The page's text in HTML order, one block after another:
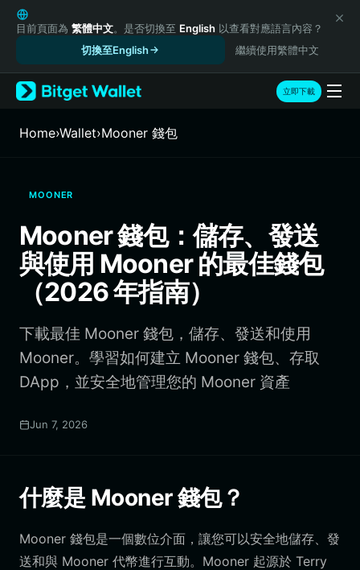
English
日本語
Русский
Español (Latinoamérica)
Türkçe
Italiano
繁體中文
Português (Portugal)
Bahasa Indonesia
ภาษาไทย
हिन्दी
Português (Brasil)
Español (Argentina)
目前頁面為 繁體中文。是否切換至 English 以查看對應語言內容？
切換至English
繼續使用繁體中文
立即下載
Home›Wallet›Mooner 錢包
MOONER
Mooner 錢包：儲存、發送
與使用 Mooner 的最佳錢包
（2026 年指南）
下載最佳 Mooner 錢包，儲存、發送和使用
Mooner。學習如何建立 Mooner 錢包、存取
DApp，並安全地管理您的 Mooner 資產
Jun 7, 2026
什麼是 Mooner 錢包？
Mooner 錢包是一個數位介面，讓您可以安全地儲存、發
送和與 Mooner 代幣進行互動。Mooner 起源於 Terry